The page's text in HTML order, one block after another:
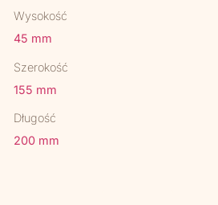
Wysokość
45 mm
Szerokość
155 mm
Długość
200 mm